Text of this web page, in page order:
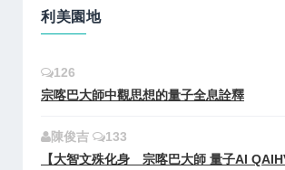
利美園地
126
宗喀巴大師中觀思想的量子全息詮釋
陳俊吉
133
【大智文殊化身 宗喀巴大師 量子AI